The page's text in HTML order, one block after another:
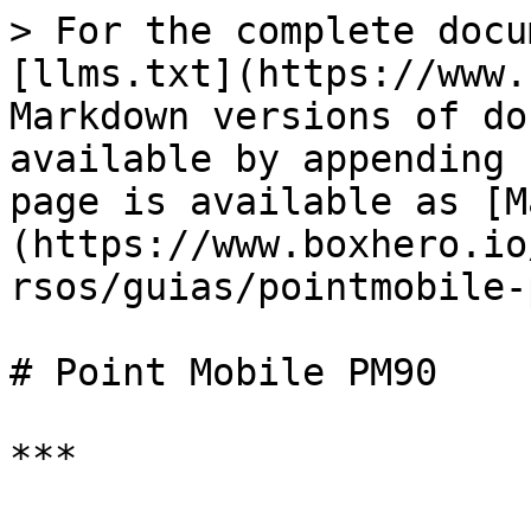
> For the complete
[llms.txt](https://
Markdown versions of
available by
page is available as
(https://
rsos/guias/pointmobile-
# Point Mobile PM90
***